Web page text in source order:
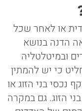
או לאחר שכל
הדנה בנושא
ובמיטלטליה
כי יש להמתין
נכסי בני הזוג או
הזוג. גם במקרה